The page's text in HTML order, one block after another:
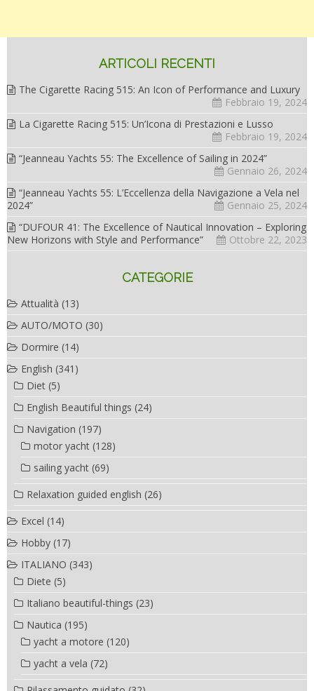
ARTICOLI RECENTI
The Cigarette Racing 515: An Icon of Performance and Luxury
Febbraio 19, 2024
La Cigarette Racing 515: Un’Icona di Prestazioni e Lusso
Febbraio 19, 2024
“Jeanneau Yachts 55: The Excellence of Sailing in 2024”
Gennaio 26, 2024
“Jeanneau Yachts 55: L’Eccellenza della Navigazione a Vela nel
2024”
Gennaio 25, 2024
“DUFOUR 41: The Excellence of Nautical Innovation – Exploring
New Horizons with Style and Performance”
Ottobre 22, 2023
CATEGORIE
Attualità (13)
AUTO/MOTO (30)
Dormire (14)
English (341)
Diet (5)
English Beautiful things (24)
Navigation (197)
motor yacht (128)
sailing yacht (69)
Relaxation guided english (26)
Excel (14)
Hobby (17)
ITALIANO (343)
Diete (5)
Italiano beautiful-things (23)
Nautica (195)
yacht a motore (120)
yacht a vela (72)